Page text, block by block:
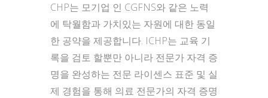
CHP는 모기업 인 CGFNS와 같은 노력
에 탁월함과 가치있는 자원에 대한 동일
한 공약을 제공합니다. ICHP는 교육 기
록을 검토 할뿐만 아니라 전문가 자격 증
명을 완성하는 전문 라이센스 표준 및 실
제 경험을 통해 의료 전문가의 자격 증명